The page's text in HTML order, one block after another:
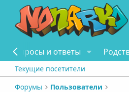
Вопросы и ответы
Текущие посетители
Форумы
Пользователи